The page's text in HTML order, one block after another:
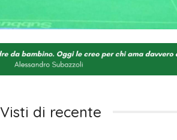
Visti di recente